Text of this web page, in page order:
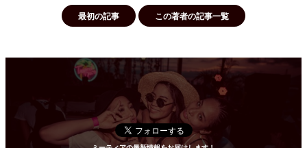
最初の記事 この著者の記事一覧